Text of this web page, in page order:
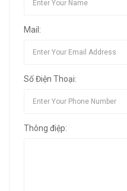
Mail:
Số Điện Thoại:
Thông điệp: